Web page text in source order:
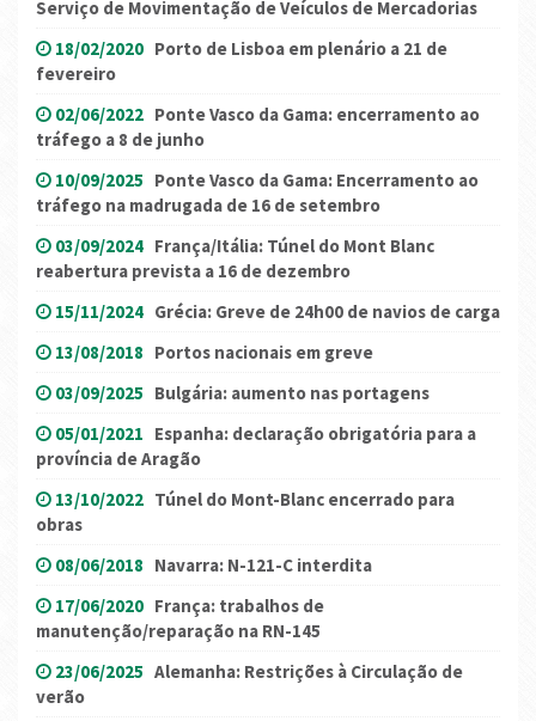
Serviço de Movimentação de Veículos de Mercadorias
18/02/2020 Porto de Lisboa em plenário a 21 de
fevereiro
02/06/2022 Ponte Vasco da Gama: encerramento ao
tráfego a 8 de junho
10/09/2025 Ponte Vasco da Gama: Encerramento ao
tráfego na madrugada de 16 de setembro
03/09/2024 França/Itália: Túnel do Mont Blanc
reabertura prevista a 16 de dezembro
15/11/2024 Grécia: Greve de 24h00 de navios de carga
13/08/2018 Portos nacionais em greve
03/09/2025 Bulgária: aumento nas portagens
05/01/2021 Espanha: declaração obrigatória para a
província de Aragão
13/10/2022 Túnel do Mont-Blanc encerrado para
obras
08/06/2018 Navarra: N-121-C interdita
17/06/2020 França: trabalhos de
manutenção/reparação na RN-145
23/06/2025 Alemanha: Restrições à Circulação de
verão